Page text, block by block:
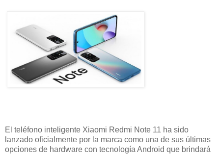
El teléfono inteligente Xiaomi Redmi Note 11 ha sido
lanzado oficialmente por la marca como una de sus últimas
opciones de hardware con tecnología Android que brindará